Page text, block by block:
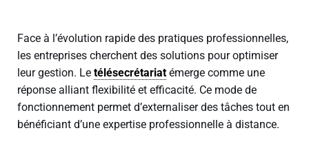
Face à l’évolution rapide des pratiques professionnelles,
les entreprises cherchent des solutions pour optimiser
leur gestion. Le télésecrétariat émerge comme une
réponse alliant flexibilité et efficacité. Ce mode de
fonctionnement permet d’externaliser des tâches tout en
bénéficiant d’une expertise professionnelle à distance.